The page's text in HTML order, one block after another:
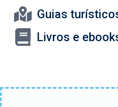
Guias
Livros e